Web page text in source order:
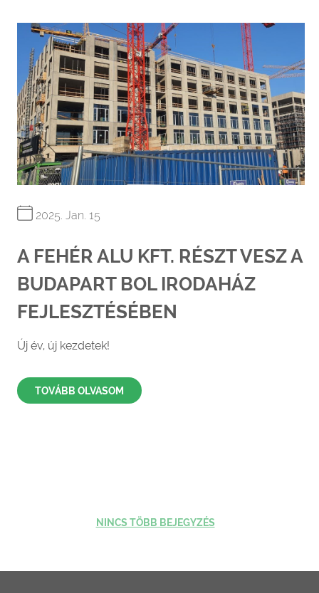
2025. Jan. 15
A FEHÉR ALU KFT. RÉSZT VESZ A
BUDAPART BOL IRODAHÁZ
FEJLESZTÉSÉBEN
Új év, új kezdetek!
TOVÁBB OLVASOM
NINCS TÖBB BEJEGYZÉS